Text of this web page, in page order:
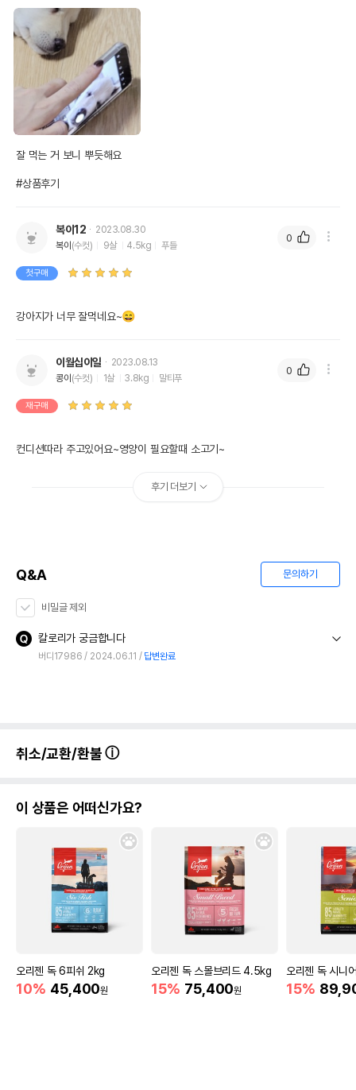
잘 먹는 거 보니 뿌듯해요
#상품후기
복이12
2023.08.30
복이 (수컷) 9살 4.5kg 푸들
첫구매
강아지가 너무 잘먹네요~😄
0
이월십이일
2023.08.13
콩이 (수컷) 1살 3.8kg 말티푸
재구매
컨디션따라 주고있어요~영양이 필요할때 소고기~
0
후기 더보기
Q&A 문의하기
비밀글 제외
칼로리가 궁금합니다
버디17986 2024.06.11 답변완료
취소/교환/환불
이 상품은 어떠신가요?
오리젠 독 6피쉬 2kg
10% 45,400원
오리젠 독 스몰브리드 4.5kg
15% 75,400원
오리젠 독 시니
15%